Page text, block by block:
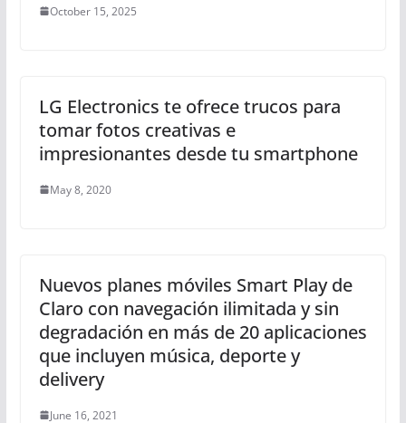
October 15, 2025
LG Electronics te ofrece trucos para
tomar fotos creativas e
impresionantes desde tu smartphone
May 8, 2020
Nuevos planes móviles Smart Play de
Claro con navegación ilimitada y sin
degradación en más de 20 aplicaciones
que incluyen música, deporte y
delivery
June 16, 2021